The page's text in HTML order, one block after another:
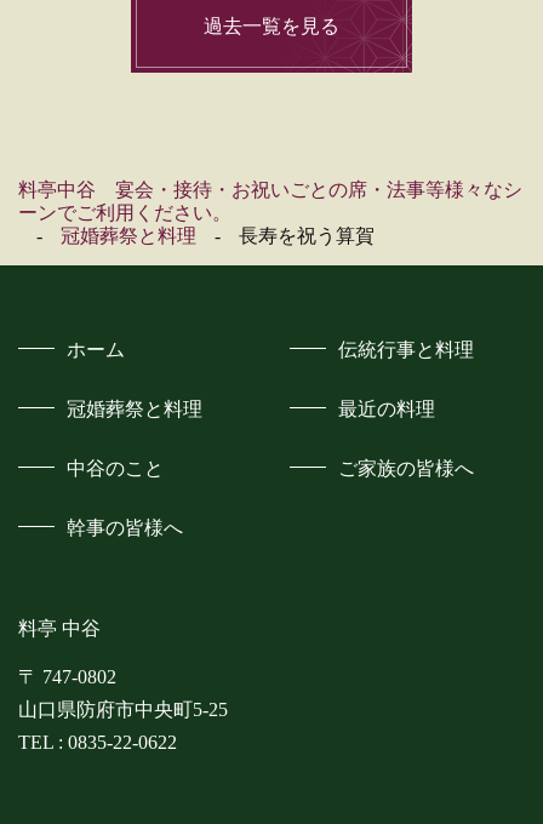
過去一覧を見る
料亭中谷 宴会・接待・お祝いごとの席・法事等様々なシ
ーンでご利用ください。
冠婚葬祭と料理
長寿を祝う算賀
ホーム 伝統行事と料理
冠婚葬祭と料理 最近の料理
中谷のこと ご家族の皆様へ
幹事の皆様へ
料亭 中谷
〒 747-0802
山口県防府市中央町5-25
TEL : 0835-22-0622